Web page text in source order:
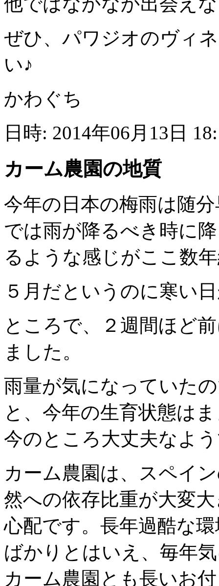
ぜひ、パワジオのヴィ
い♪
かわぐち
日時: 2014年06月13日
カーム農園の地質
今年の日本の梅雨は随
では雨が降るべき時に
るような感じがここ数
５月だというのに寒い
ところで、２週間ほど
ました。
雨量が気になっていた
と、今年の生育状態は
今のところ大丈夫なよ
カーム農園は、スペイ
然への依存比重が大変
心配です。長年過酷な
ばかりとはいえ、毎年
カーム農園とも長いお